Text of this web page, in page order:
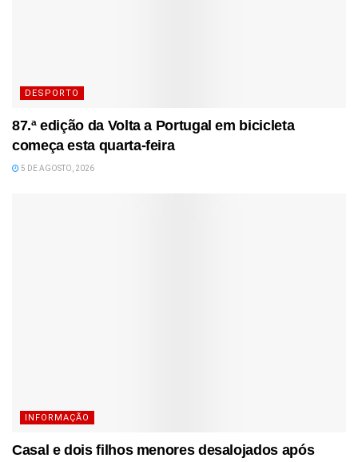
DESPORTO
87.ª edição da Volta a Portugal em bicicleta
começa esta quarta-feira
5 DE AGOSTO, 2026
INFORMAÇÃO
Casal e dois filhos menores desalojados após